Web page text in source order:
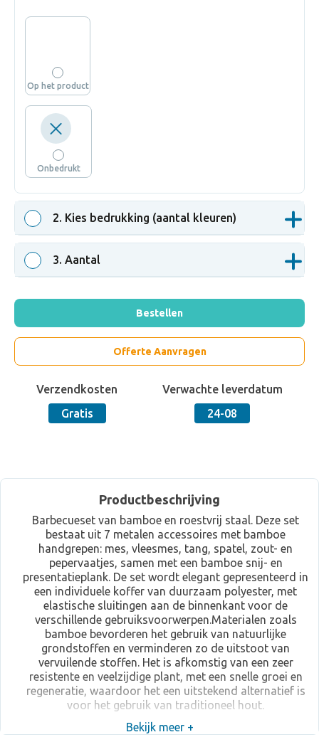
Op het product
Onbedrukt
2. Kies bedrukking (aantal kleuren)
3. Aantal
Bestellen
Offerte Aanvragen
Verzendkosten
Gratis
Verwachte leverdatum
24-08
Productbeschrijving
Barbecueset van bamboe en roestvrij staal. Deze set
bestaat uit 7 metalen accessoires met bamboe
handgrepen: mes, vleesmes, tang, spatel, zout- en
pepervaatjes, samen met een bamboe snij- en
presentatieplank. De set wordt elegant gepresenteerd in
een individuele koffer van duurzaam polyester, met
elastische sluitingen aan de binnenkant voor de
verschillende gebruiksvoorwerpen.Materialen zoals
bamboe bevorderen het gebruik van natuurlijke
grondstoffen en verminderen zo de uitstoot van
vervuilende stoffen. Het is afkomstig van een zeer
resistente en veelzijdige plant, met een snelle groei en
regeneratie, waardoor het een uitstekend alternatief is
voor het gebruik van traditioneel hout.
Bekijk meer +